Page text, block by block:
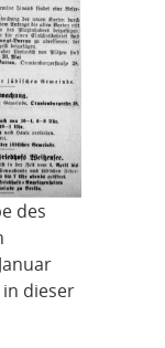
des
in dieser